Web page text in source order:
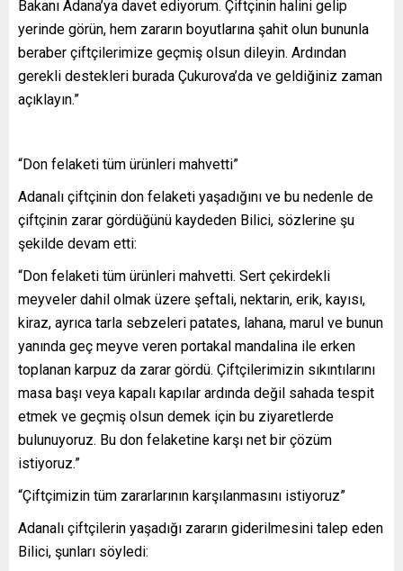
Bakanı Adana’ya davet ediyorum. Çiftçinin halini gelip
yerinde görün, hem zararın boyutlarına şahit olun bununla
beraber çiftçilerimize geçmiş olsun dileyin. Ardından
gerekli destekleri burada Çukurova’da ve geldiğiniz zaman
açıklayın.”
“Don felaketi tüm ürünleri mahvetti”
Adanalı çiftçinin don felaketi yaşadığını ve bu nedenle de
çiftçinin zarar gördüğünü kaydeden Bilici, sözlerine şu
şekilde devam etti:
“Don felaketi tüm ürünleri mahvetti. Sert çekirdekli
meyveler dahil olmak üzere şeftali, nektarin, erik, kayısı,
kiraz, ayrıca tarla sebzeleri patates, lahana, marul ve bunun
yanında geç meyve veren portakal mandalina ile erken
toplanan karpuz da zarar gördü. Çiftçilerimizin sıkıntılarını
masa başı veya kapalı kapılar ardında değil sahada tespit
etmek ve geçmiş olsun demek için bu ziyaretlerde
bulunuyoruz. Bu don felaketine karşı net bir çözüm
istiyoruz.”
“Çiftçimizin tüm zararlarının karşılanmasını istiyoruz”
Adanalı çiftçilerin yaşadığı zararın giderilmesini talep eden
Bilici, şunları söyledi: